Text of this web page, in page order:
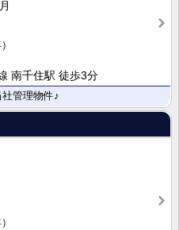
南千住駅 徒歩3分
管理物件♪